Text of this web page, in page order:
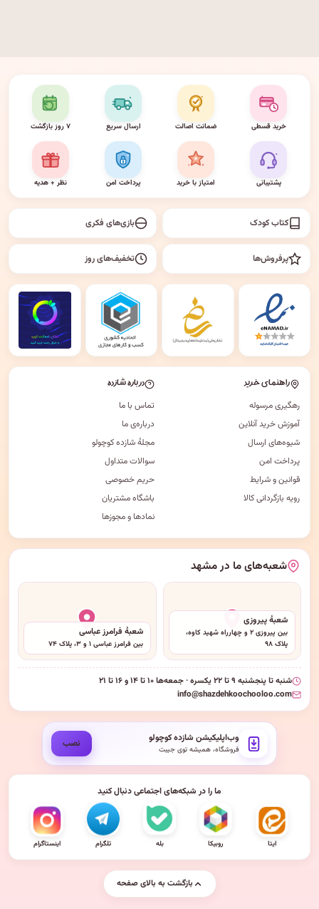
خرید قسطی ضمانت اصالت ارسال سریع ۷ روز بازگشت
پشتیبانی امتیاز با خرید پرداخت امن نظر + هدیه
کتاب کودک بازی‌های فکری
پرفروش‌ها تخفیف‌های روز
راهنمای خرید
رهگیری مرسوله
آموزش خرید آنلاین
شیوه‌های ارسال
پرداخت امن
قوانین و شرایط
رویه بازگردانی کالا
درباره شازده
تماس با ما
درباره‌ی ما
مجلهٔ شازده کوچولو
سوالات متداول
حریم خصوصی
باشگاه مشتریان
نمادها و مجوزها
شعبه‌های ما در مشهد
شعبهٔ پیروزی
بین پیروزی ۲ و چهارراه شهید کاوه،
پلاک ۹۸
شعبهٔ فرامرز عباسی
بین فرامرز عباسی ۱ و ۳، پلاک ۷۴
شنبه تا پنجشنبه ۹ تا ۲۲ یکسره · جمعه‌ها ۱۰ تا ۱۴ و ۱۶ تا ۲۱
info@shazdehkoochooloo.com
وب‌اپلیکیشن شازده کوچولو
فروشگاه، همیشه توی جیبت نصب
ما را در شبکه‌های اجتماعی دنبال کنید
ایتا روبیکا بله تلگرام اینستاگرام
بازگشت به بالای صفحه